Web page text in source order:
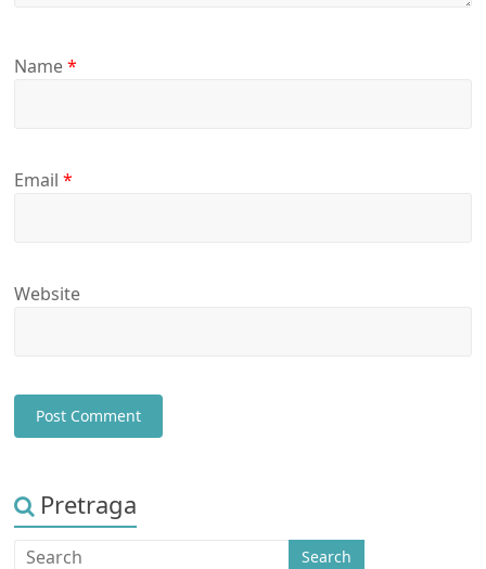
Name*
Email*
Website
Pretraga